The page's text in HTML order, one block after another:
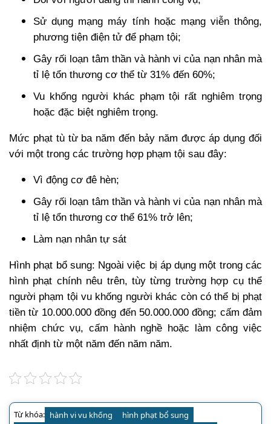
Sử dụng mạng máy tính hoặc mạng viễn thông,
phương tiện điện tử để phạm tội;
Gây rối loạn tâm thần và hành vi của nạn nhân mà
tỉ lệ tổn thương cơ thể từ 31% đến 60%;
Vu khống người khác phạm tội rất nghiêm trọng
hoặc đặc biệt nghiêm trọng.
Mức phạt tù từ ba năm đến bảy năm được áp dụng đối
với một trong các trường hợp phạm tội sau đây:
Vì động cơ đê hèn;
Gây rối loạn tâm thần và hành vi của nạn nhân mà
tỉ lệ tổn thương cơ thể 61% trở lên;
Làm nạn nhân tự sát
Hình phạt bổ sung: Ngoài việc bị áp dụng một trong các
hình phạt chính nêu trên, tùy từng trường hợp cụ thể
người phạm tội vu khống người khác còn có thể bị phạt
tiền từ 10.000.000 đồng đến 50.000.000 đồng; cấm đảm
nhiệm chức vụ, cấm hành nghề hoặc làm công việc
nhất định từ một năm đến năm năm.
Từ khóa: hành vi vu khống
hình phạt bổ sung